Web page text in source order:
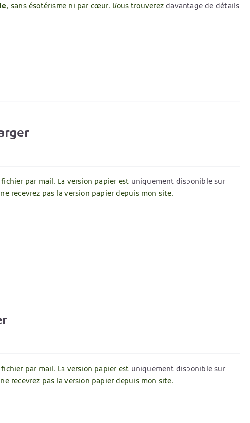
, sans ésotérisme ni par cœur. Vous trouverezdavantage de détails
par mail. La version papier est uniquement disponible sur
recevrez pas la version papier depuis mon site.
par mail. La version papier est uniquement disponible sur
recevrez pas la version papier depuis mon site.